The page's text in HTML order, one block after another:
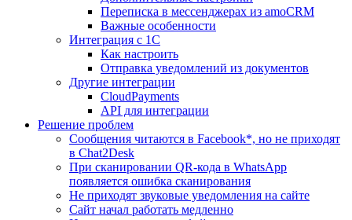
Переписка в мессенджерах из amoCRM
Важные особенности
Интеграция с 1С
Как настроить
Отправка уведомлений из документов
Другие интеграции
CloudPayments
API для интеграции
Решение проблем
Сообщения читаются в Facebook*, но не приходят
в Chat2Desk
При сканировании QR-кода в WhatsApp
появляется ошибка сканирования
Не приходят звуковые уведомления на сайте
Сайт начал работать медленно